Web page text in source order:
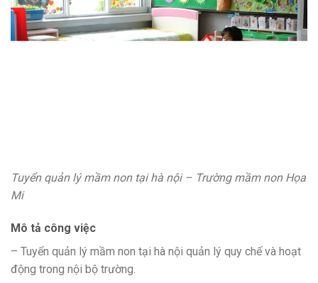
Tuyển quản lý mầm non tại hà nội – Trường mầm non Họa
Mi
Mô tả công việc
– Tuyển quản lý mầm non tại hà nội quản lý quy chế và hoạt
động trong nội bộ trường.